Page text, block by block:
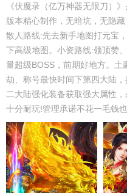
《伏魔录（亿万神器无限刀）
版本精心制作，无暗坑，无隐
散人路线:先去新手地图打元宝
下高级地图。小资路线:领顶赞
量超级BOSS，前期好地方。
劫、称号最快时间下第四大陆
二大陆强化装备获取强大属性
十分耐玩!管理承诺不花一毛钱